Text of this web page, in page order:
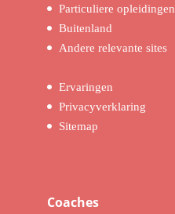
Particuliere opleidingen
Buitenland
Andere relevante sites
Ervaringen
Privacyverklaring
Sitemap
Coaches